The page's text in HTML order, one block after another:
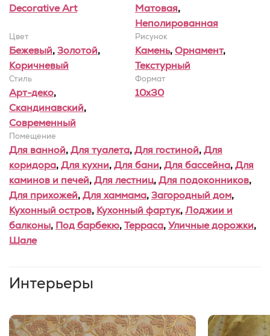
Decorative Art Матовая,
Неполированная
Цвет
Бежевый,Золотой,
Коричневый
Рисунок
Камень,Орнамент,
Текстурный
Стиль
Арт-деко,
Скандинавский,
Современный
Формат
10x30
Помещение
Для ванной,Для туалета,Для гостиной,Для
коридора,Для кухни,Для бани,Для бассейна,Для
каминов и печей,Для лестниц,Для подоконников,
Для прихожей,Для хаммама,Загородный дом,
Кухонный остров, Кухонный фартук,Лоджии и
балконы, Под барбекю,Терраса,Уличные дорожки,
Шале
Интерьеры